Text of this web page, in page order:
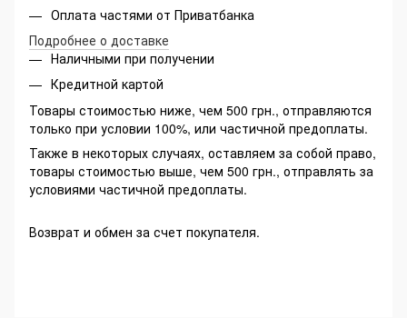
Оплата частями от Приватбанка
Подробнее о доставке
Наличными при получении
Кредитной картой
Товары стоимостью ниже, чем 500 грн., отправляются
только при условии 100%, или частичной предоплаты.
Также в некоторых случаях, оставляем за собой право,
товары стоимостью выше, чем 500 грн., отправлять за
условиями частичной предоплаты.
Возврат и обмен за счет покупателя.